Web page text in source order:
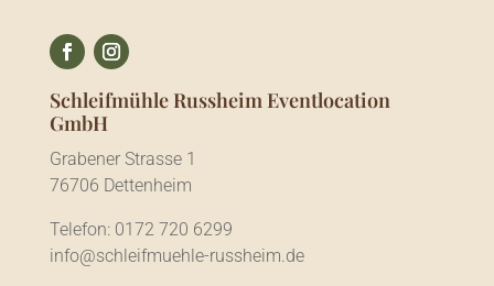
Schleifmühle Russheim Eventlocation
GmbH
Grabener Strasse 1
76706 Dettenheim
Telefon: 0172 720 6299
info@schleifmuehle-russheim.de